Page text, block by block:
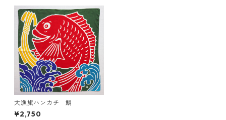
大漁旗ハンカチ 鯛
¥2,750